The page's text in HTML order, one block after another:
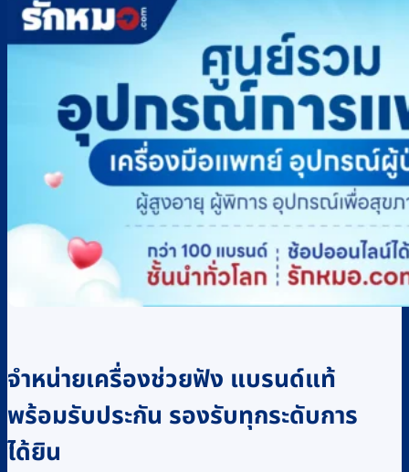
จำหน่ายเครื่องช่วยฟัง แบรนด์แท้
พร้อมรับประกัน รองรับทุกระดับการ
ได้ยิน